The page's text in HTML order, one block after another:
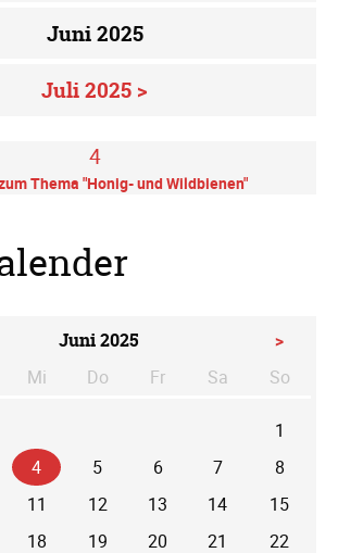
Juni 2025
Juli 2025 >
4
Thema "Honig- und Wildbienen"
Juni 2025
>
enstag
Mi ttwoch
Do nnerstag
Fr Sa mstagSo
1
4 5 6 7
8
11 12 13 14
15
18 19 20 21
22